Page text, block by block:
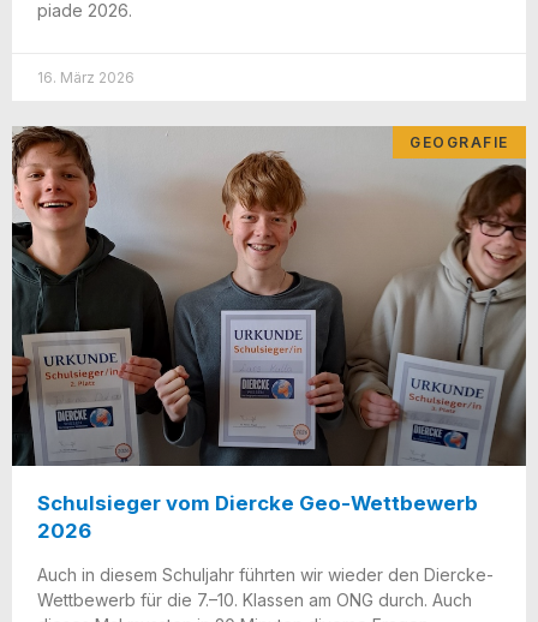
pia­de 2026.
16. März 2026
GEOGRAFIE
Schulsieger vom Diercke Geo-Wettbewerb
2026
Auch in die­sem Schul­jahr führ­ten wir wie­der den Diercke-
Wet­t­­be­­werb für die 7.–10. Klas­sen am ONG durch. Auch